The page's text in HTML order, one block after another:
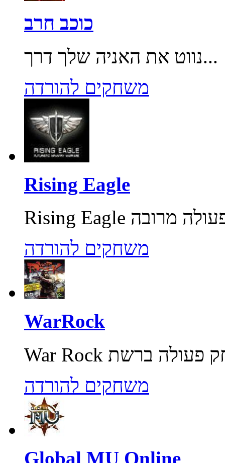
כוכב חרב
נווט את האניה שלך דרך...
משחקים להורדה
Rising Eagle
משחקים להורדה
WarRock
משחקים להורדה
Global MU Online